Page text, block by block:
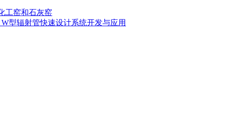
工窑和石灰窑
型辐射管快速设计系统开发与应用